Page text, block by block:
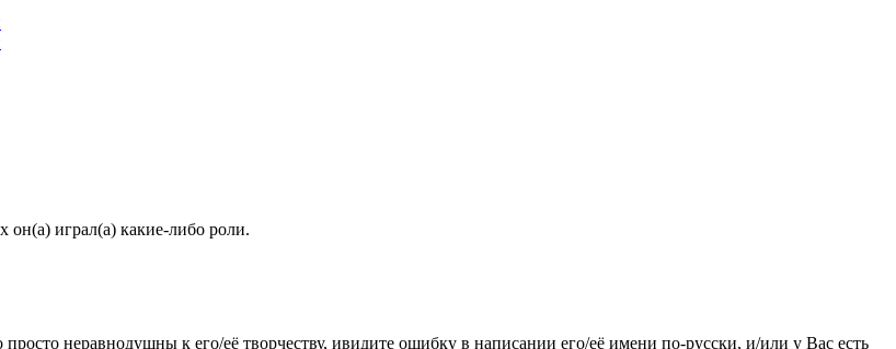
играл(а) какие-либо роли.
неравнодушны к его/её творчеству, ивидите ошибку в написании его/её имени по-русски, и/или у Вас есть